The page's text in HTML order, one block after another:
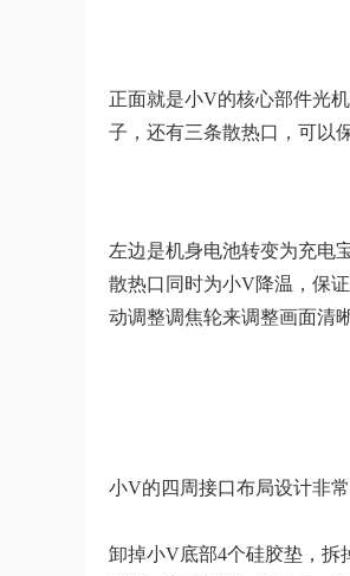
正面就是小V的核心部件光
子，还有三条散热口，可以
左边是机身电池转变为充电
散热口同时为小V降温，保
动调整调焦轮来调整画面清晰
小V的四周接口布局设计非
卸掉小V底部4个硅胶垫，拆